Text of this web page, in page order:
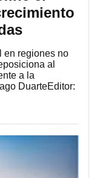
en regiones no
al
a la
DuarteEditor: